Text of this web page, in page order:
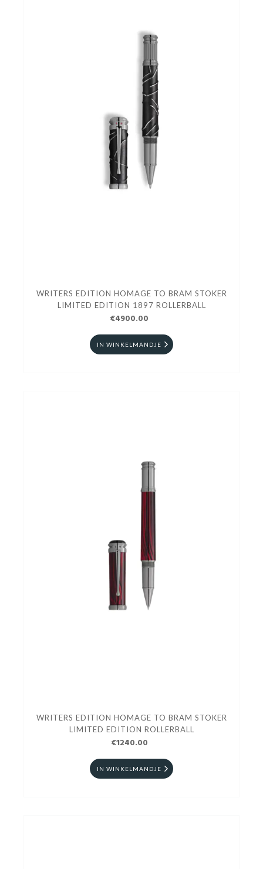
WRITERS EDITION HOMAGE TO BRAM STOKER
LIMITED EDITION 1897 ROLLERBALL
€4900.00
IN WINKELMANDJE
WRITERS EDITION HOMAGE TO BRAM STOKER
LIMITED EDITION ROLLERBALL
€1240.00
IN WINKELMANDJE